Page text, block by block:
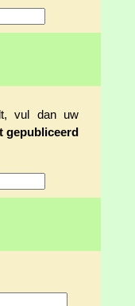
vul dan uw
gepubliceerd